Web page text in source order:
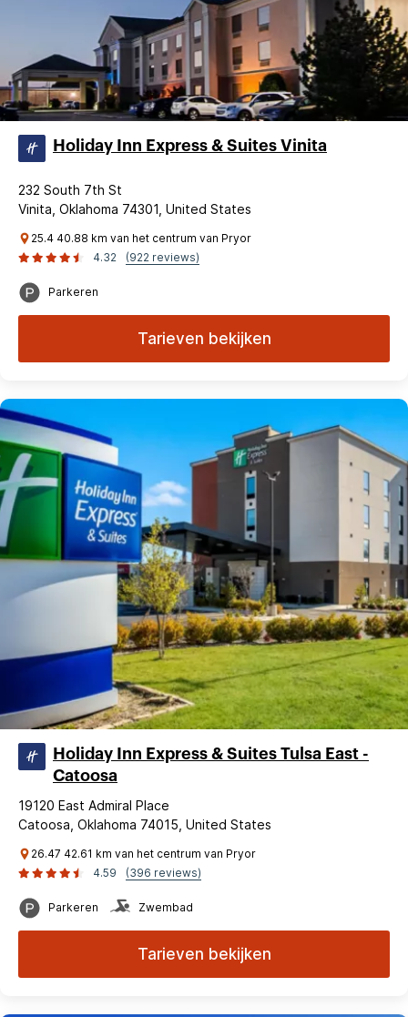
Holiday Inn Express & Suites Vinita
232 South 7th St
Vinita, Oklahoma 74301, United States
25.4 40.88 km van het centrum van Pryor
4.32
(922 reviews)
Parkeren
Tarieven bekijken
Holiday Inn Express & Suites Tulsa East -
Catoosa
19120 East Admiral Place
Catoosa, Oklahoma 74015, United States
26.47 42.61 km van het centrum van Pryor
4.59
(396 reviews)
Parkeren Zwembad
Tarieven bekijken